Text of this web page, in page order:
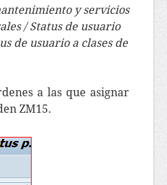
y servicios
/ Status de usuario
de usuario a clases de
a las que asignar
ZM15.